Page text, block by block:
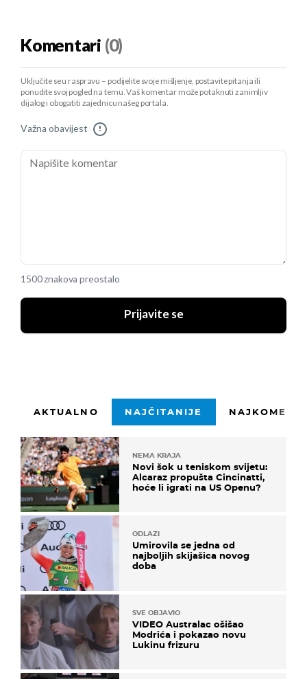
Komentari (0)
Uključite se u raspravu – podijelite svoje mišljenje, postavite pitanja ili
ponudite svoj pogled na temu. Vaš komentar može potaknuti zanimljiv
dijalog i obogatiti zajednicu našeg portala.
Važna obavijest !
1500 znakova preostalo
Prijavite se
AKTUALNO NAJČITANIJE
NEMA KRAJA
Novi šok u teniskom svijetu:
Alcaraz propušta Cincinatti,
hoće li igrati na US Openu?
ODLAZI
Umirovila se jedna od
najboljih skijašica novog
doba
SVE OBJAVIO
VIDEO Australac ošišao
Modrića i pokazao novu
Lukinu frizuru